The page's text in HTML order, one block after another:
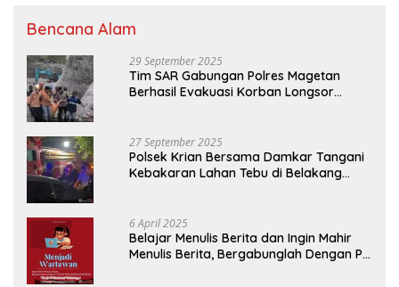
Bencana Alam
29 September 2025
Tim SAR Gabungan Polres Magetan
Berhasil Evakuasi Korban Longsor
27 September 2025
Polsek Krian Bersama Damkar Tangani
Kebakaran Lahan Tebu di Belakang
6 April 2025
Belajar Menulis Berita dan Ingin Mahir
Menulis Berita, Bergabunglah Dengan PT